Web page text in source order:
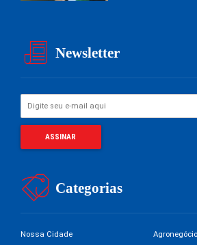
Newsletter
Categorias
Nossa Cidade Agronegócio